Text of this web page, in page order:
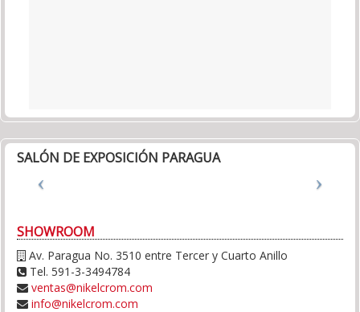
SALÓN DE EXPOSICIÓN PARAGUA
SHOWROOM
Av. Paragua No. 3510 entre Tercer y Cuarto Anillo
Tel. 591-3-3494784
ventas@nikelcrom.com
info@nikelcrom.com